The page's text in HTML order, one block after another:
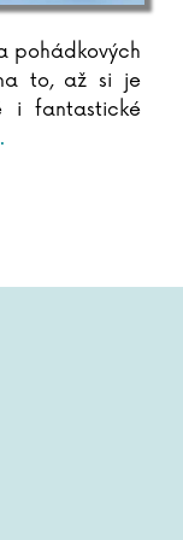
pohádkových
to, až si je
i fantastické